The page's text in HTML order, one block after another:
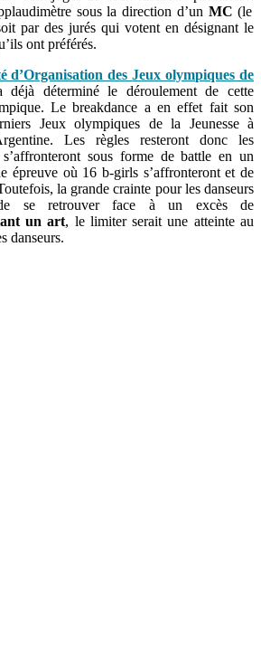
sous la direction d’un MC (le
par des jurés qui votent en désignant le
ont préférés.
d’Organisation desJeux olympiques de
déterminé le déroulement de cette
Le breakdance a en effet fait son
Jeux olympiques de la Jeunesse à
Les règles resteront donc les
sous forme debattle en un
épreuve où 16 b-girls s’affronteront et de
la grande crainte pour les danseurs
se retrouver face à un excès de
un art, le limiter serait une atteinte au
danseurs.